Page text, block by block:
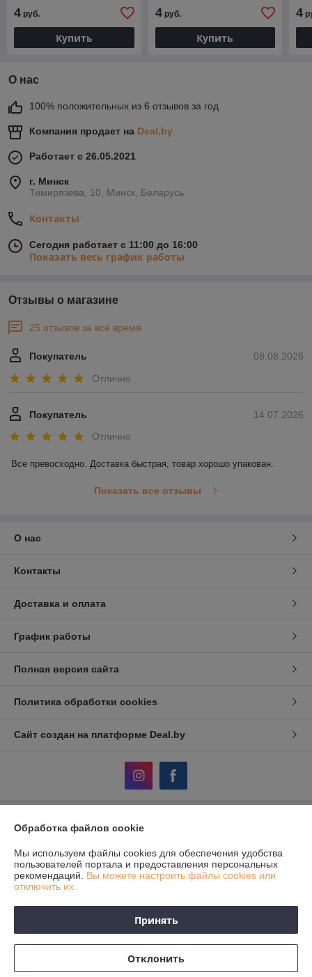
4 руб.
Купить
4руб.
Купить
4
О нас
100% положительных из 6 отзывов за год
Компания продает на Deal.by
Работает с 26.05.2021
г. Минск
Тимирязева, 10, Минск, Беларусь
Контакты
Сегодня работает с 11:00 до 16:00
Показать весь график работы
Отзывы о магазине
25 отзывов за всё время
08.08.2026
Покупатель
Отлично
14.07.2026
Покупатель
Отлично
Все превосходно. Доставка быстрая, товар хорошо упакован.
Показать все отзывы
О нас
Контакты
Доставка и оплата
График работы
Полная версия сайта
Политика обработки cookies
Сайт создан на платформе Deal.by
Информация для покупателя
Юридическое лицо:ЧТУП «АвтоДСтехно»
г. Минск, ул. Тимирязева, 10-211
Регистрационный номер ЕГР: 690849380
УНП: 690849380
Регистрационный орган: Исполком Дзержинского района
Дата регистрации компании: 05.12.2012
Местонахождение книги жалоб и предложений: Тимирязева, 10
Обработка файлов cookie
Мы используем файлы cookies для обеспечения удобства
пользователей портала и предоставления персональных
рекомендаций. Вы можете настроить файлы cookies или
отключить их.
Принять
Отклонить